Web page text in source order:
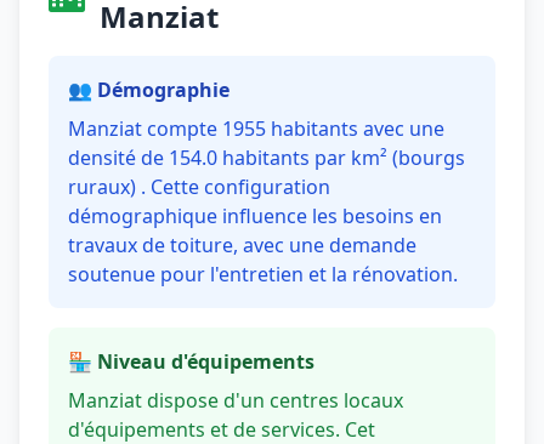
Manziat
👥 Démographie
Manziat compte 1955 habitants avec une
densité de 154.0 habitants par km² (bourgs
ruraux) . Cette configuration
démographique influence les besoins en
travaux de toiture, avec une demande
soutenue pour l'entretien et la rénovation.
🏪 Niveau d'équipements
Manziat dispose d'un centres locaux
d'équipements et de services. Cet